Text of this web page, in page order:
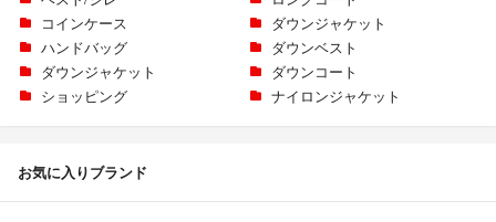
コインケース
ダウンジャケット
ハンドバッグ
ダウンベスト
ダウンジャケット
ダウンコート
ショッピング
ナイロンジャケット
お気に入りブランド